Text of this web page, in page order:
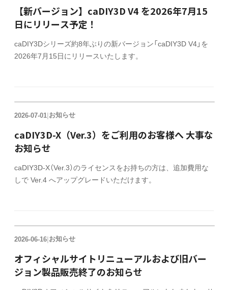
【新バージョン】caDIY3D V4 を2026年7月15
日にリリース予定！
caDIY3Dシリーズ約8年ぶりの新バージョン「caDIY3D V4」を
2026年7月15日にリリースいたします。
2026-07-01|お知らせ
caDIY3D-X（Ver.3）をご利用のお客様へ 大事な
お知らせ
caDIY3D-X（Ver.3）のライセンスをお持ちの方は、追加費用な
しで Ver.4 へアップグレードいただけます。
2026-06-16|お知らせ
オフィシャルサイトリニューアルおよび旧バー
ジョン製品販売終了のお知らせ